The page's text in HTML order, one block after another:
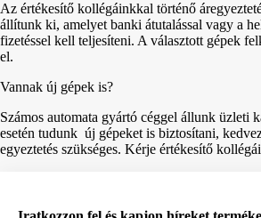
Az értékesítő kollégáinkkal történő
állítunk ki, amelyet banki átutalással vagy a
fizetéssel kell teljesíteni. A választott gépek
el.
Vannak új gépek is?
Számos automata gyártó céggel állunk üzleti
esetén tudunk új gépeket is biztosítani,
egyeztetés szükséges. Kérje értékesítő